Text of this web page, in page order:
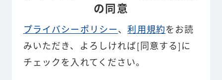
の同意
プライバシーポリシー、利用規約をお読
みいただき、よろしければ[同意する]に
チェックを入れてください。